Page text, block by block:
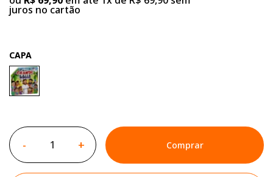
juros no cartão
CAPA
- + Comprar